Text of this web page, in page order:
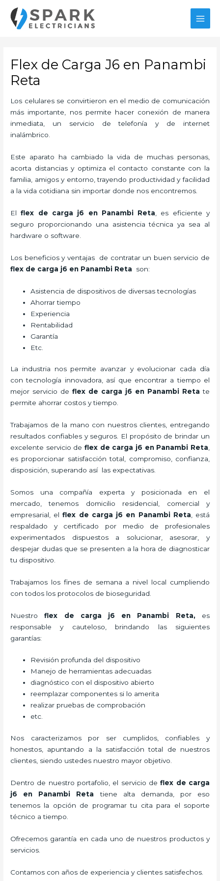
contenido
Flex de Carga J6 en Panambi
Reta
Los celulares se convirtieron en el medio de comunicación
más importante, nos permite hacer conexión de manera
inmediata, un servicio de telefonía y de internet
inalámbrico.
Este aparato ha cambiado la vida de muchas personas,
acorta distancias y optimiza el contacto constante con la
familia, amigos y entorno, trayendo productividad y facilidad
a la vida cotidiana sin importar donde nos encontremos.
Elflex de carga j6 en Panambi Reta , es eficiente y
seguro proporcionando una asistencia técnica ya sea al
hardware o software.
Los beneficios y ventajas de contratar un buen servicio de
flex de carga j6 en Panambi Reta son:
Asistencia de dispositivos de diversas tecnologías
Ahorrar tiempo
Experiencia
Rentabilidad
Garantía
Etc.
La industria nos permite avanzar y evolucionar cada día
con tecnología innovadora, así que encontrar a tiempo el
mejor servicio deflex de carga j6 en Panambi Reta te
permite ahorrar costos y tiempo.
Trabajamos de la mano con nuestros clientes, entregando
resultados confiables y seguros. El propósito de brindar un
excelente servicio deflex de carga j6 en Panambi Reta
es proporcionar satisfacción total, compromiso, confianza,
disposición, superando así las expectativas.
Somos una compañía experta y posicionada en el
mercado, tenemos domicilio residencial, comercial y
empresarial, elflex de carga j6 en Panambi Reta , está
respaldado y certificado por medio de profesionales
experimentados dispuestos a solucionar, asesorar, y
despejar dudas que se presenten a la hora de diagnosticar
tu dispositivo.
Trabajamos los fines de semana a nivel local cumpliendo
con todos los protocolos de bioseguridad.
Nuestroflex de carga j6 en Panambi Reta, es
responsable y cauteloso, brindando las siguientes
garantías:
Revisión profunda del dispositivo
Manejo de herramientas adecuadas
diagnóstico con el dispositivo abierto
reemplazar componentes si lo amerita
realizar pruebas de comprobación
etc.
Nos caracterizamos por ser cumplidos, confiables y
honestos, apuntando a la satisfacción total de nuestros
clientes, siendo ustedes nuestro mayor objetivo.
Dentro de nuestro portafolio, el servicio deflex de carga
j6 en Panambi Reta tiene alta demanda, por eso
tenemos la opción de programar tu cita para el soporte
técnico a tiempo.
Ofrecemos garantía en cada uno de nuestros productos y
servicios.
Contamos con años de experiencia y clientes satisfechos.